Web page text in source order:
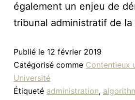
également un enjeu de
tribunal administratif de
Publié le 12 février 2019
Catégorisé comme Contentieux
Université
Étiqueté administration,